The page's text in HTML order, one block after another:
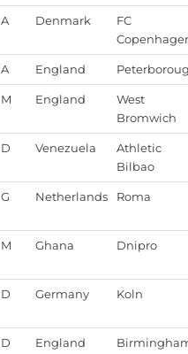
A Denmark
FC
A England
M England
West
Bromwich
D Venezuela
Athletic
Bilbao
G Netherlands Roma
M Ghana Dnipro
D Germany Koln
D England